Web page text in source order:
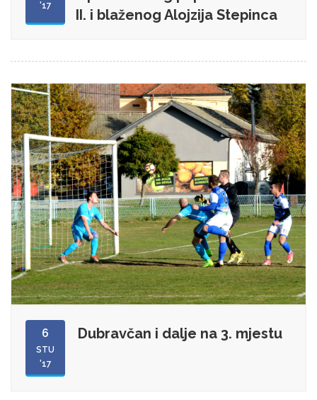
'17
II. i blaženog Alojzija Stepinca
6
STU
'17
Dubravčan i dalje na 3. mjestu